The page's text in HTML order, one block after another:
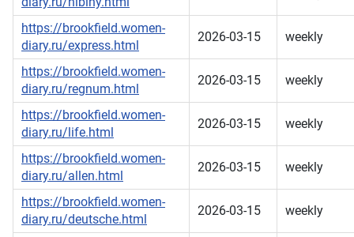
https://brookfield.women-
diary.ru/express.html
2026-03-15 weekly
https://brookfield.women-
diary.ru/regnum.html
2026-03-15 weekly
https://brookfield.women-
diary.ru/life.html
2026-03-15 weekly
https://brookfield.women-
diary.ru/allen.html
2026-03-15 weekly
https://brookfield.women-
diary.ru/deutsche.html
2026-03-15 weekly